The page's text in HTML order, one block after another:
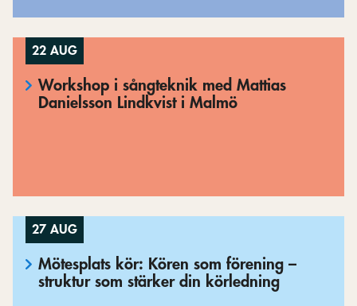
22 AUG
Workshop i sångteknik med Mattias
Danielsson Lindkvist i Malmö
27 AUG
Mötesplats kör: Kören som förening –
struktur som stärker din körledning